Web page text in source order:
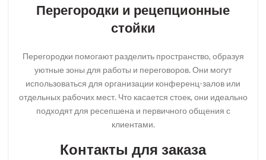
Перегородки и рецепционные
стойки
Перегородки помогают разделить пространство, образуя
уютные зоны для работы и переговоров. Они могут
использоваться для организации конференц-залов или
отдельных рабочих мест. Что касается стоек, они идеально
подходят для ресепшена и первичного общения с
клиентами.
Контакты для заказа